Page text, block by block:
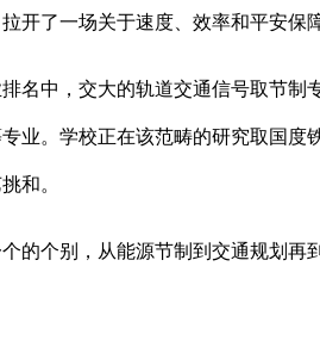
开了一场关于速度、效率和平安
中，交大的轨道交通信号取节制
业。学校正在该范畴的研究取国
和。
个别，从能源节制到交通规划再